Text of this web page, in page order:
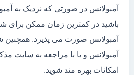
آمبولانس در صورتی که نزدیک به
باشید در کمترین زمان ممکن برای
آمبولانس صورت می پذیرد. همچنین
آمبولانس و یا با مراجعه به سایت
امکانات بهره مند شوید.